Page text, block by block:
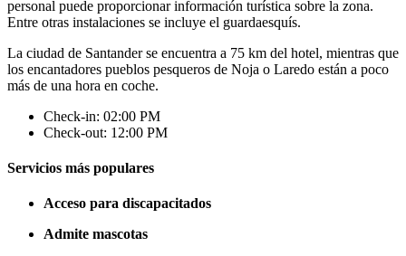
personal puede proporcionar información turística sobre la zona.
Entre otras instalaciones se incluye el guardaesquís.
La ciudad de Santander se encuentra a 75 km del hotel, mientras que
los encantadores pueblos pesqueros de Noja o Laredo están a poco
más de una hora en coche.
Check-in: 02:00 PM
Check-out: 12:00 PM
Servicios más populares
Acceso para discapacitados
Admite mascotas